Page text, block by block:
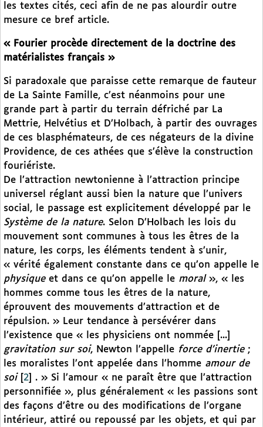
les textes cités, ceci afin de ne pas alourdir outre
mesure ce bref article.
« Fourier procède directement de la doctrine des
matérialistes français »
Si paradoxale que paraisse cette remarque de fauteur
de La Sainte Famille, c’est néanmoins pour une
grande part à partir du terrain défriché par La
Mettrie, Helvétius et D’Holbach, à partir des ouvrages
de ces blasphémateurs, de ces négateurs de la divine
Providence, de ces athées que s’élève la construction
fouriériste.
De l’attraction newtonienne à l’attraction principe
universel réglant aussi bien la nature que l’univers
social, le passage est explicitement développé par le
Système de la nature. Selon D’Holbach les lois du
mouvement sont communes à tous les êtres de la
nature, les corps, les éléments tendent à s’unir,
« vérité également constante dans ce qu’on appelle le
physiqueet dans ce qu’on appelle le moral», « les
hommes comme tous les êtres de la nature,
éprouvent des mouvements d’attraction et de
répulsion. » Leur tendance à persévérer dans
l’existence que « les physiciens ont nommée [...]
gravitation sur soi, Newton l’appelle force d’inertie;
les moralistes l’ont appelée dans l’homme amour de
soi[ 2
. » Si l’amour « ne paraît être que l’attraction
personnifiée », plus généralement « les passions sont
des façons d’être ou des modifications de l’organe
intérieur, attiré ou repoussé par les objets, et qui par